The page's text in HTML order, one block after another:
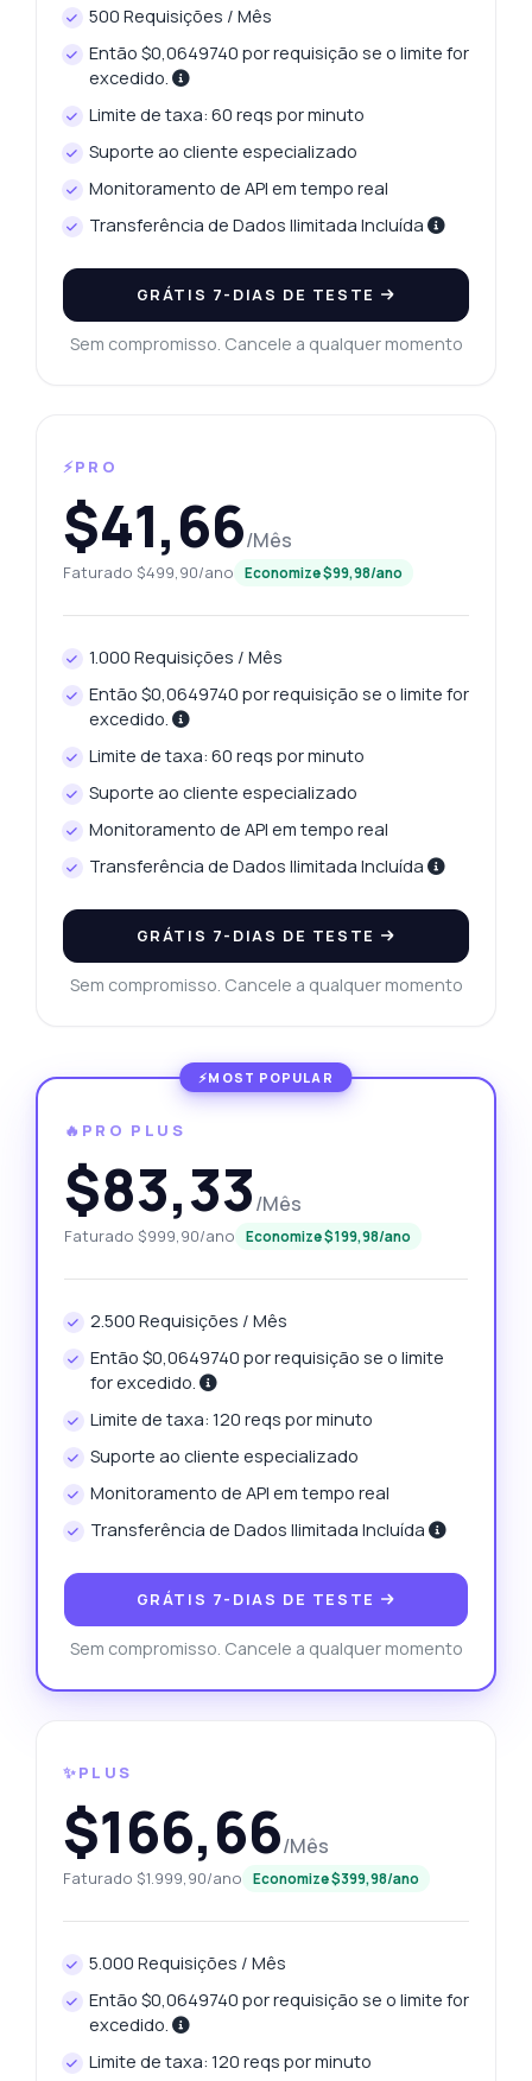
500 Requisições / Mês
Então $0,0649740 por requisição se o limite for
excedido.
Limite de taxa: 60 reqs por minuto
Suporte ao cliente especializado
Monitoramento de API em tempo real
Transferência de Dados Ilimitada Incluída
GRÁTIS 7-DIAS DE TESTE
Sem compromisso. Cancele a qualquer momento
⚡PRO
$41,66/Mês
Faturado $499,90/ano Economize $99,98/ano
1.000 Requisições / Mês
Então $0,0649740 por requisição se o limite for
excedido.
Limite de taxa: 60 reqs por minuto
Suporte ao cliente especializado
Monitoramento de API em tempo real
Transferência de Dados Ilimitada Incluída
GRÁTIS 7-DIAS DE TESTE
Sem compromisso. Cancele a qualquer momento
🔥PRO PLUS
$83,33/Mês
Faturado $999,90/ano Economize $199,98/ano
2.500 Requisições / Mês
Então $0,0649740 por requisição se o limite
for excedido.
Limite de taxa: 120 reqs por minuto
Suporte ao cliente especializado
Monitoramento de API em tempo real
Transferência de Dados Ilimitada Incluída
GRÁTIS 7-DIAS DE TESTE
Sem compromisso. Cancele a qualquer momento
✨PLUS
$166,66/Mês
Faturado $1.999,90/ano Economize $399,98/ano
5.000 Requisições / Mês
Então $0,0649740 por requisição se o limite for
excedido.
Limite de taxa: 120 reqs por minuto